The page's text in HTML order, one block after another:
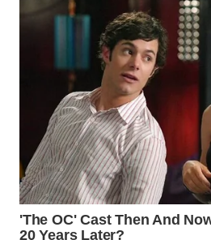
WN
MANDALIKA
WN
LIKUPANG
WN
LABUANBAJO